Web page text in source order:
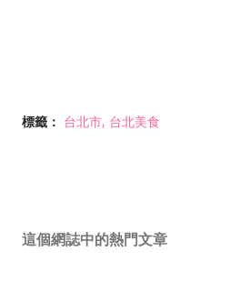
標籤： 台北市 台北美食
這個網誌中的熱門文章